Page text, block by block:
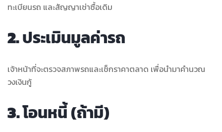
ทะเบียนรถ และสัญญาเช่าซื้อเดิม
2.ประเมินมูลค่ารถ
เจ้าหน้าที่จะตรวจสภาพรถและเช็กราคาตลาด เพื่อนำมาคำนวณ
วงเงินกู้
3.โอนหนี้ (ถ้ามี)